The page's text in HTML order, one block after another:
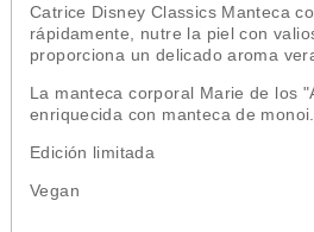
Catrice Disney Classics Manteca
rápidamente, nutre la piel con
proporciona un delicado aroma
La manteca corporal Marie de los
enriquecida con manteca de monoi.
Edición limitada
Vegan